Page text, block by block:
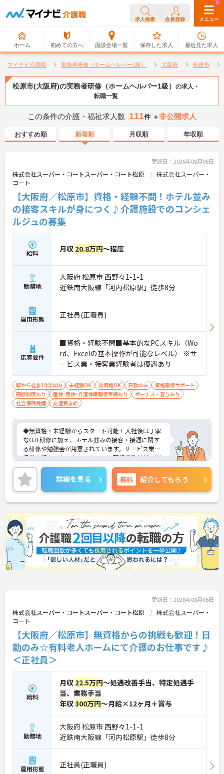
求人検索 会員登録 メニュー
ホーム 初めての方へ 面談会場一覧
0
保存した求人
0
最近見た求人
マイナビ介護職 実務者研修（ホームヘルパー1級） 大阪府 松原市
松原市(大阪府)の実務者研修（ホームヘルパー1級） の求人・
転職一覧
この条件の介護・福祉求人数 111件 ＋非公開求人
おすすめ順 新着順 月収順 年収順
更新日：2026年08月06日
株式会社スーパー・コートスーパー・コート松原
株式会社スーパー・
コート
【大阪府／松原市】資格・経験不問！ホテル並み
の接客スキルが身につく♪介護施設でのコンシェ
ルジュの募集
給料 月収 20.8万円～程度
勤務地
大阪府 松原市 西野々1-1-1
近鉄南大阪線「河内松原駅」徒歩8分
雇用形態 正社員(正職員)
応募要件
■資格・経験不問■基本的なPCスキル（Wo
rd、Excelの基本操作が可能なレベル） ※サ
ービス業・接客業経験者は優遇あり
駅から徒歩10分以内 未経験OK 無資格OK 日勤のみ
資格取得サポート
研修制度あり
産休･育休･介護休暇取得実績あり
ボーナス・賞与あり
社会保険完備
交通費支給
◆無資格・未経験からスタート可能！入社後は丁寧
なOJT研修に加え、ホテル並みの接客・接遇に関す
る研修や勉強会が用意されています。サービス業の
経験を活かしたい方はもちろん、現場業務以外の形
で医療・介護業界に携わりたい方にも安心のサポー
ト体制です。
◆受付やご家族の案内といった基本業務にとどまら
ず、ご入居者様向けのイベント企画・運営や、写
真・動画を使ったSNSの更新などもお任せします。
あなたのアイデアで施設を盛り上げ、たくさんの笑
顔を引き出せるお仕事です
◆「接客・接遇手当（最大月3万円）」や「ケアマ
イスター手当（最大月2万円）」のほか、資格取得
支援制度も完備。働きながら確かなキャリアと収入
アップを目指せる環境が整っています。
詳細を見る 無料 紹介してもらう
更新日：2026年08月06日
株式会社スーパー・コートスーパー・コート松原
株式会社スーパー・
コート
【大阪府／松原市】無資格からの挑戦も歓迎！日
勤のみ☆有料老人ホームにて介護のお仕事です♪
＜正社員＞
給料
月収 22.5万円～処遇改善手当、特定処遇手
当、業務手当
年収300万円～月給×12ヶ月＋賞与
勤務地
大阪府 松原市 西野々1-1-1
近鉄南大阪線「河内松原駅」徒歩8分
雇用形態 正社員(正職員)